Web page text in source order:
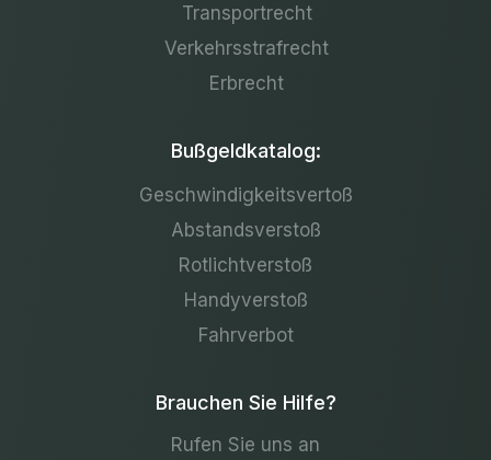
Transportrecht
Verkehrsstrafrecht
Erbrecht
Bußgeldkatalog:
Geschwindigkeitsvertoß
Abstandsverstoß
Rotlichtverstoß
Handyverstoß
Fahrverbot
Brauchen Sie Hilfe?
Rufen Sie uns an